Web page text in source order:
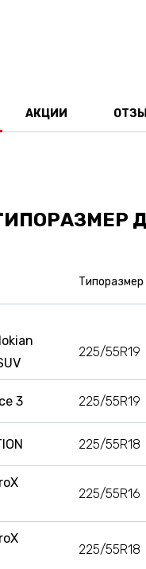
АКЦИИ
Типоразмер
225/55R19
3 225/55R19
225/55R18
225/55R16
225/55R18